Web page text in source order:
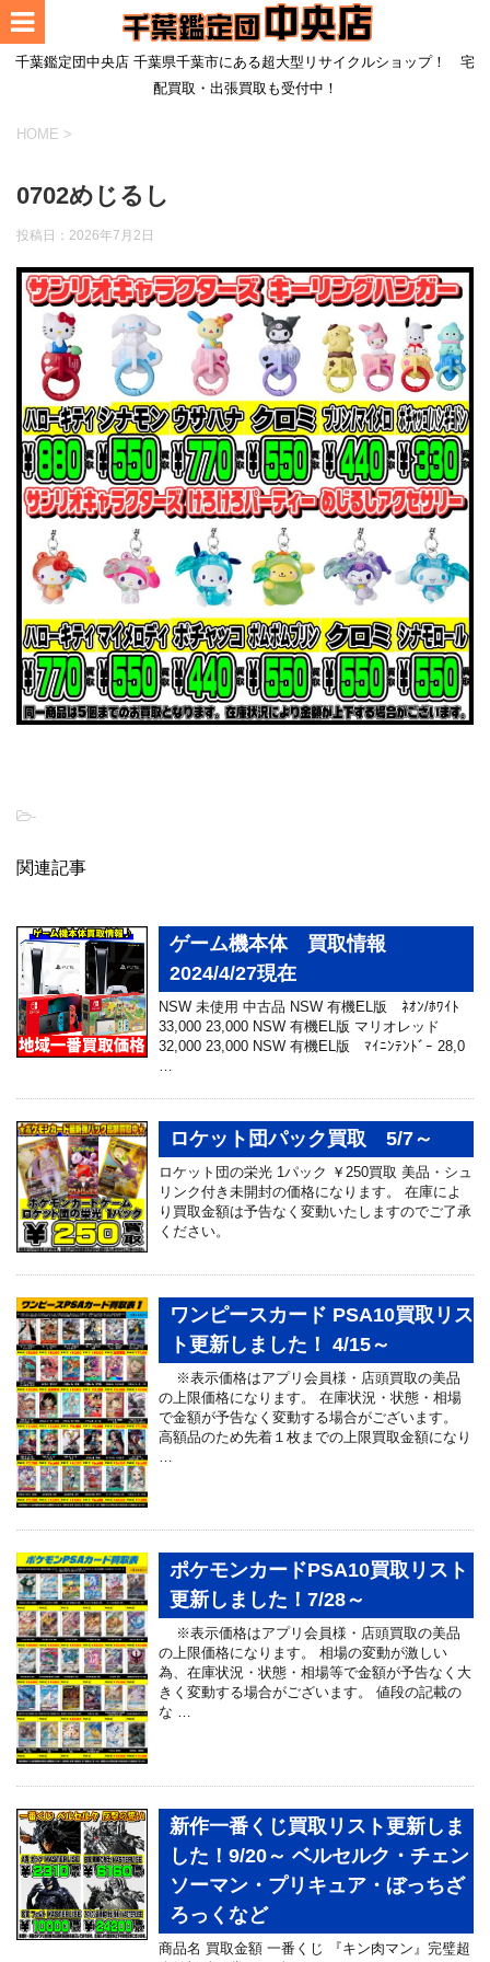
千葉鑑定団中央店 千葉県千葉市にある超大型リサイクルショップ！ 宅
配買取・出張買取も受付中！
HOME >
0702めじるし
投稿日： 2026年7月2日
-
関連記事
ゲーム機本体 買取情報
2024/4/27現在
NSW 未使用 中古品 NSW 有機EL版 ﾈｵﾝ/ﾎﾜｲﾄ
33,000 23,000 NSW 有機EL版 マリオレッド
32,000 23,000 NSW 有機EL版 ﾏｲﾆﾝﾃﾝﾄﾞｰ 28,0
…
ロケット団パック買取 5/7～
ロケット団の栄光 1パック ￥250買取 美品・シュ
リンク付き未開封の価格になります。 在庫によ
り買取金額は予告なく変動いたしますのでご了承
ください。
ワンピースカード PSA10買取リス
ト更新しました！ 4/15～
※表示価格はアプリ会員様・店頭買取の美品
の上限価格になります。 在庫状況・状態・相場
で金額が予告なく変動する場合がございます。
高額品のため先着１枚までの上限買取金額になり
…
ポケモンカードPSA10買取リスト
更新しました！7/28～
※表示価格はアプリ会員様・店頭買取の美品
の上限価格になります。 相場の変動が激しい
為、在庫状況・状態・相場等で金額が予告なく大
きく変動する場合がございます。 値段の記載の
な …
新作一番くじ買取リスト更新しま
した！9/20～ ベルセルク・チェン
ソーマン・プリキュア・ぼっちざ
ろっくなど
商品名 買取金額 一番くじ 『キン肉マン』完璧超